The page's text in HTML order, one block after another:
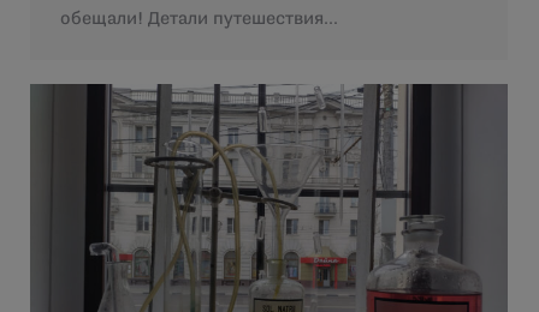
обещали! Детали путешествия…